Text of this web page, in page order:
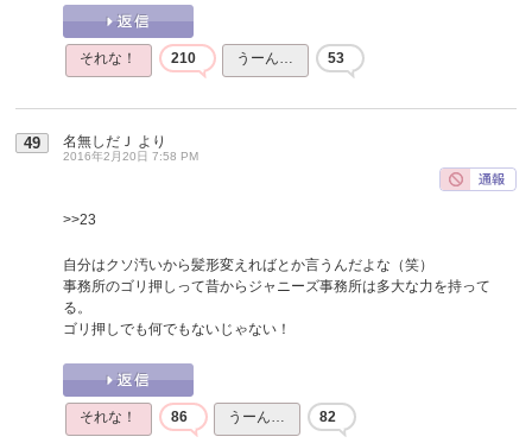
それな！ 210 うーん… 53
49 名無しだＪ より
2016年2月20日 7:58 PM
>>23
自分はクソ汚いから髪形変えればとか言うんだよな（笑）
事務所のゴリ押しって昔からジャニーズ事務所は多大な力を持って
る。
ゴリ押しでも何でもないじゃない！
それな！ 86 うーん… 82